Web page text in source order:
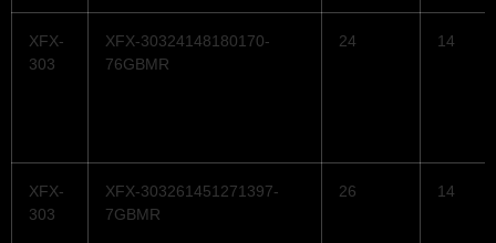
XFX-
303
XFX-30324148180170-
76GBMR
24 14
XFX-
303
XFX-303261451271397-
7GBMR
26 14